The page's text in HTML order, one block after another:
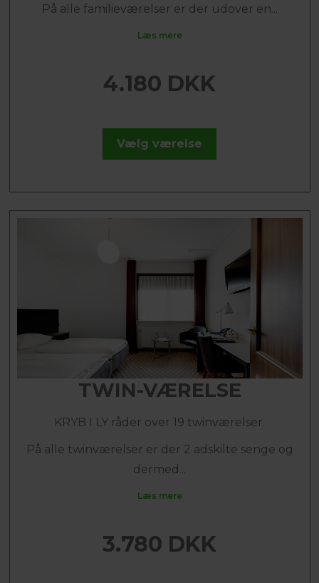
På alle familieværelser er der udover en...
Læs mere
4.180 DKK
Vælg værelse
TWIN-VÆRELSE
KRYB I LY råder over 19 twinværelser.
På alle twinværelser er der 2 adskilte senge og
dermed...
Læs mere
3.780 DKK